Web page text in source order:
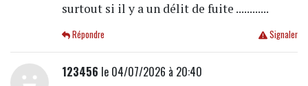
surtout si il y a un délit de fuite ............
Signaler
Répondre
123456 le 04/07/2026 à 20:40